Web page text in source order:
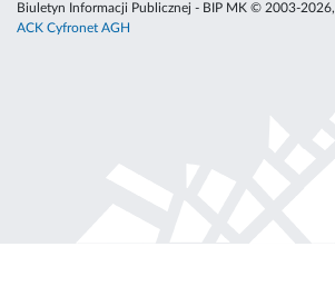
Biuletyn Informacji Publicznej - BIP MK © 2003-2026,
ACK Cyfronet AGH